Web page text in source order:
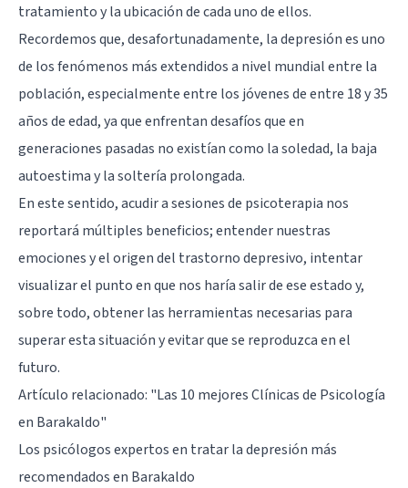
tratamiento y la ubicación de cada uno de ellos.
Recordemos que, desafortunadamente, la depresión es uno
de los fenómenos más extendidos a nivel mundial entre la
población, especialmente entre los jóvenes de entre 18 y 35
años de edad, ya que enfrentan desafíos que en
generaciones pasadas no existían como la soledad, la baja
autoestima y la soltería prolongada.
En este sentido, acudir a sesiones de psicoterapia nos
reportará múltiples beneficios; entender nuestras
emociones y el origen del trastorno depresivo, intentar
visualizar el punto en que nos haría salir de ese estado y,
sobre todo, obtener las herramientas necesarias para
superar esta situación y evitar que se reproduzca en el
futuro.
Artículo relacionado: "Las 10 mejores Clínicas de Psicología
en Barakaldo"
Los psicólogos expertos en tratar la depresión más
recomendados en Barakaldo